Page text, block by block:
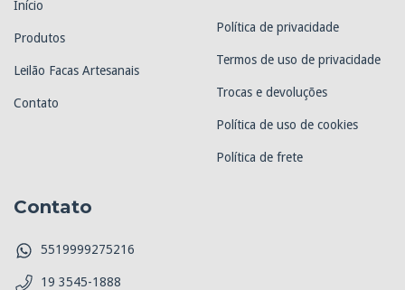
Início
Produtos
Leilão Facas Artesanais
Contato
Política de privacidade
Termos de uso de privacidade
Trocas e devoluções
Política de uso de cookies
Política de frete
Contato
5519999275216
19 3545-1888